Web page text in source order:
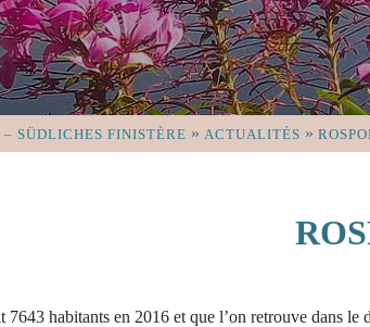
SÜDLICHES FINISTÈRE » ACTUALITÉS »
habitants en 2016 et que l’on retrouve dans